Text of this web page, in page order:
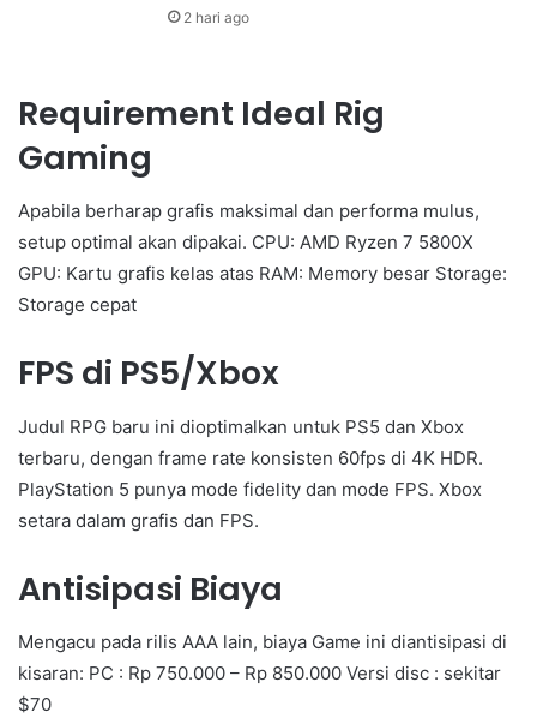
2 hari ago
Requirement Ideal Rig
Gaming
Apabila berharap grafis maksimal dan performa mulus,
setup optimal akan dipakai. CPU: AMD Ryzen 7 5800X
GPU: Kartu grafis kelas atas RAM: Memory besar Storage:
Storage cepat
FPS di PS5/Xbox
Judul RPG baru ini dioptimalkan untuk PS5 dan Xbox
terbaru, dengan frame rate konsisten 60fps di 4K HDR.
PlayStation 5 punya mode fidelity dan mode FPS. Xbox
setara dalam grafis dan FPS.
Antisipasi Biaya
Mengacu pada rilis AAA lain, biaya Game ini diantisipasi di
kisaran: PC : Rp 750.000 – Rp 850.000 Versi disc : sekitar
$70